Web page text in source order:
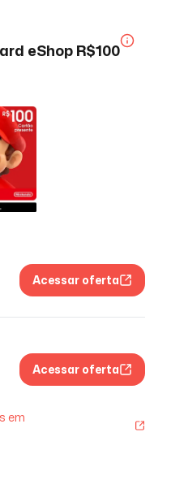
eShop R$100
Acessar oferta
Acessar oferta
em